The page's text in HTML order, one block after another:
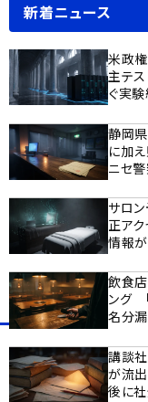
新着ニュース
米政権
主テ
ぐ実
静岡
に加
ニセ
サロ
正ア
情報
飲食
ング
名分
講談
が流
後に